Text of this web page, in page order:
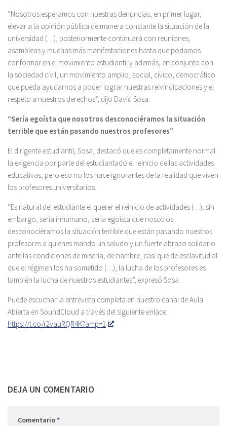
“Nosotros esperamos con nuestras denuncias, en primer lugar,
elevar a la opinión pública de manera constante la situación de la
universidad (…), posteriormente continuará con reuniones,
asambleas y muchas más manifestaciones hasta que podamos
conformar en el movimiento estudiantil y además, en conjunto con
la sociedad civil, un movimiento amplio, social, cívico, democrático
que pueda ayudarnos a poder lograr nuestras reivindicaciones y el
respeto a nuestros derechos”, dijo David Sosa.
“Sería egoísta que nosotros desconociéramos la situación
terrible que están pasando nuestros profesores”
El dirigente estudiantil, Sosa, destacó que es completamente normal
la exigencia por parte del estudiantado el reinicio de las actividades
educativas, pero eso no los hace ignorantes de la realidad que viven
los profesores universitarios.
“Es natural del estudiante el querer el reinicio de actividades (…), sin
embargo, sería inhumano, sería egoísta que nosotros
desconociéramos la situación terrible que están pasando nuestros
profesores a quienes mando un saludo y un fuerte abrazo solidario
ante las condiciones de miseria, de hambre, casi que de esclavitud al
que el régimen los ha sometido (…), la lucha de los profesores es
también la lucha de nuestros estudiantes”, expresó Sosa.
Puede escuchar la entrevista completa en nuestro canal de Aula
Abierta en SoundCloud a través del siguiente enlace:
https://t.co/r2vauRQR4K?amp=1
DEJA UN COMENTARIO
Comentario*